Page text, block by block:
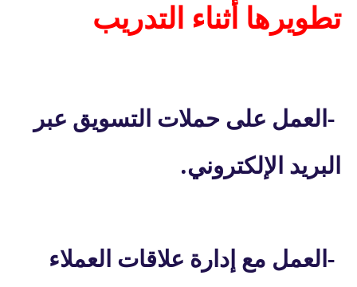
تطويرها أثناء التدريب
- العمل على حملات التسويق عبر
البريد الإلكتروني.
- العمل مع إدارة علاقات العملاء